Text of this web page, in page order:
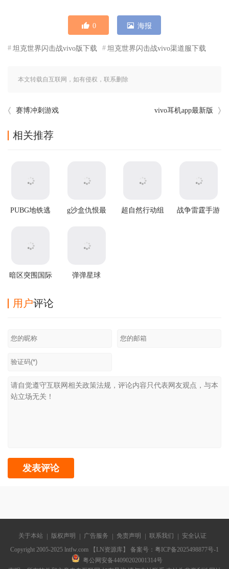
0 海报
坦克世界闪击战vivo版下载 坦克世界闪击战vivo渠道服下载
本文转载自互联网，如有侵权，联系删除
赛博冲刺游戏 vivo耳机app最新版
相关推荐
PUBG地铁逃
g沙盒仇恨最
超自然行动组
战争雷霆手游
暗区突围国际
弹弹星球
用户评论
关于本站 版权声明 广告服务 免责声明 联系我们
安全认证
Copyright 2005-2025 lntfw.com 【LN资源库】 备案号： 粤ICP备2025498877号-1
粤公网安备44090202001314号